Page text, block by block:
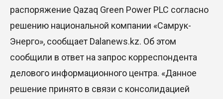
распоряжение Qazaq Green Power PLC согласно
решению национальной компании «Самрук-
Энерго», сообщает Dalanews.kz. Об этом
сообщили в ответ на запрос корреспондента
делового информационного центра. «Данное
решение принято в связи с консолидацией